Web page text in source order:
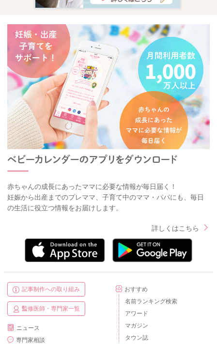
赤ちゃんの成長にあったママに必要な情報が毎日届く！
妊娠から出産までのプレママ、子育て中のママ・パパにも、毎日
の生活に役立つ情報をお届けします。
詳しくはこちら
記事制作への取り組み
監修医師・専門家一覧
ニュース
専門家相談
おすすめ
名前ランキング検索
アワード
マガジン
タウン誌